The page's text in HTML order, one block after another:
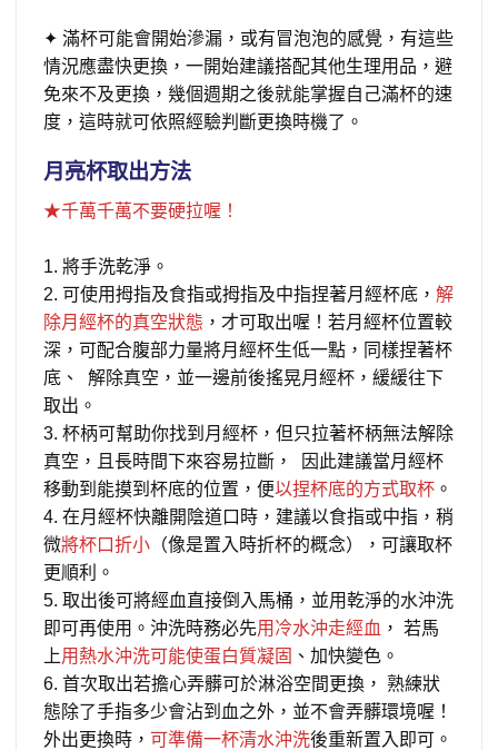
✦ 滿杯可能會開始滲漏，或有冒泡泡的感覺，有這些
情況應盡快更換，一開始建議搭配其他生理用品，避
免來不及更換，幾個週期之後就能掌握自己滿杯的速
度，這時就可依照經驗判斷更換時機了。
月亮杯取出方法
★千萬千萬不要硬拉喔！
1. 將手洗乾淨。
2. 可使用拇指及食指或拇指及中指捏著月經杯底， 解
除月經杯的真空狀態 ，才可取出喔！若月經杯位置較
深，可配合腹部力量將月經杯生低一點，同樣捏著杯
底、 解除真空，並一邊前後搖晃月經杯，緩緩往下
取出。
3. 杯柄可幫助你找到月經杯，但只拉著杯柄無法解除
真空，且長時間下來容易拉斷， 因此建議當月經杯
移動到能摸到杯底的位置，便以捏杯底的方式取杯 。
4. 在月經杯快離開陰道口時，建議以食指或中指，稍
微將杯口折小 （像是置入時折杯的概念），可讓取杯
更順利。
5. 取出後可將經血直接倒入馬桶，並用乾淨的水沖洗
即可再使用。沖洗時務必先用冷水沖走經血 ， 若馬
上用熱水沖洗可能使蛋白質凝固 、加快變色。
6. 首次取出若擔心弄髒可於淋浴空間更換， 熟練狀
態除了手指多少會沾到血之外，並不會弄髒環境喔！
外出更換時， 可準備一杯清水沖洗後重新置入即可。